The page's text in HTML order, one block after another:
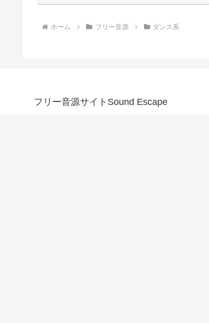
ホーム フリー音源 ダンス系
フリー音源サイトSound Escape